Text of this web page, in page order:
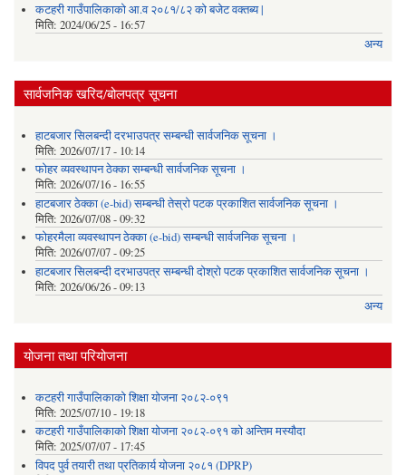
कटहरी गाउँपालिकाको आ.व २०८१/८२ को बजेट वक्तब्य |
मिति: 2024/06/25 - 16:57
अन्य
सार्वजनिक खरिद/बोलपत्र सूचना
हाटबजार सिलबन्दी दरभाउपत्र सम्बन्धी सार्वजनिक सूचना ।
मिति: 2026/07/17 - 10:14
फोहर व्यवस्थापन ठेक्का सम्बन्धी सार्वजनिक सूचना ।
मिति: 2026/07/16 - 16:55
हाटबजार ठेक्का (e-bid) सम्बन्धी तेस्रो पटक प्रकाशित सार्वजनिक सूचना ।
मिति: 2026/07/08 - 09:32
फोहरमैला व्यवस्थापन ठेक्का (e-bid) सम्बन्धी सार्वजनिक सूचना ।
मिति: 2026/07/07 - 09:25
हाटबजार सिलबन्दी दरभाउपत्र सम्बन्धी दोश्रो पटक प्रकाशित सार्वजनिक सूचना ।
मिति: 2026/06/26 - 09:13
अन्य
योजना तथा परियोजना
कटहरी गाउँपालिकाको शिक्षा योजना २०८२-०९१
मिति: 2025/07/10 - 19:18
कटहरी गाउँपालिकाको शिक्षा योजना २०८२-०९१ को अन्तिम मस्यौदा
मिति: 2025/07/07 - 17:45
विपद पुर्व तयारी तथा प्रतिकार्य योजना २०८१ (DPRP)